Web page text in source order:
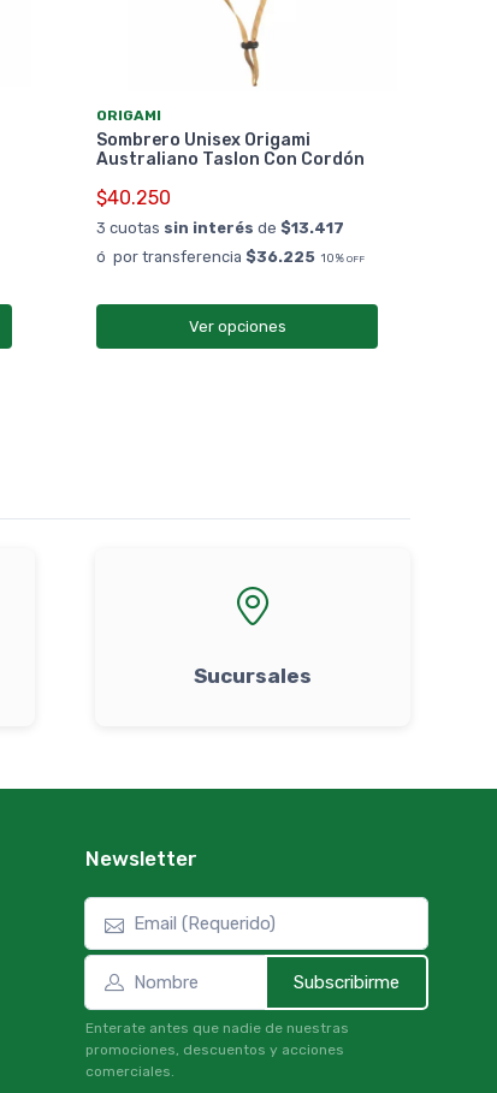
ORIGAMI
Sombrero Unisex Origami
Australiano Taslon Con Cordón
$40.250
3 cuotas sin interés de $13.417
ó por transferencia $36.225 10% OFF
Ver opciones
Sucursales
Newsletter
Subscribirme
Enterate antes que nadie de nuestras
promociones, descuentos y acciones
comerciales.